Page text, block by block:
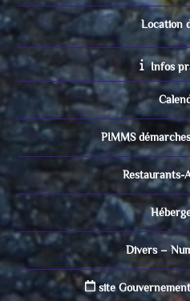
Location
Infos
PIMMS
Restaurants-
Divers –
site